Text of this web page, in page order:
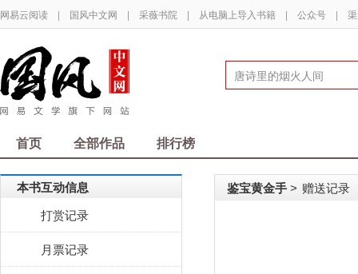
网易云阅读 | 国风中文网 | 采薇书院 | 从电脑上导入书籍 | 公众号 |
首页 全部作品 排行榜
本书互动信息
打赏记录
月票记录
鉴宝黄金手 > 赠送记录